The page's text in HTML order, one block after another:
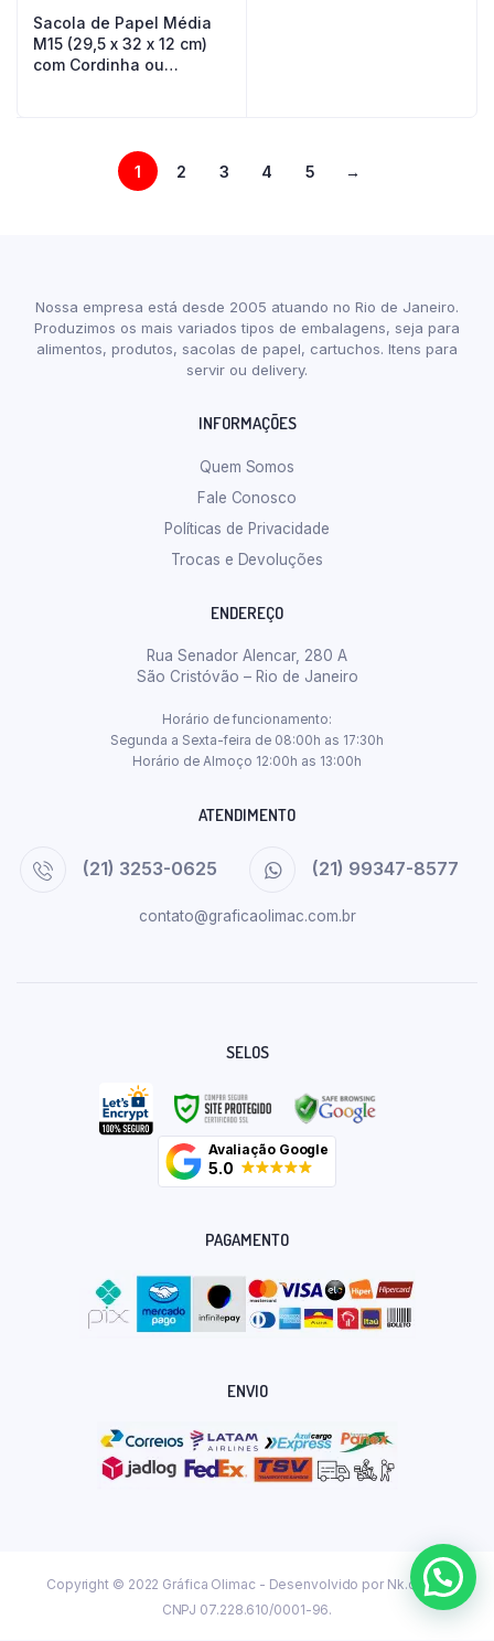
Sacola de Papel Média
M15 (29,5 x 32 x 12 cm)
com Cordinha ou
1 2 3 4 5 →
Nossa empresa está desde 2005 atuando no Rio de Janeiro.
Produzimos os mais variados tipos de embalagens, seja para
alimentos, produtos, sacolas de papel, cartuchos. Itens para
servir ou delivery.
INFORMAÇÕES
Quem Somos
Fale Conosco
Políticas de Privacidade
Trocas e Devoluções
ENDEREÇO
Rua Senador Alencar, 280 A
São Cristóvão – Rio de Janeiro
Horário de funcionamento:
Segunda a Sexta-feira de 08:00h as 17:30h
Horário de Almoço 12:00h as 13:00h
ATENDIMENTO
(21) 3253-0625 (21) 99347-8577
contato@graficaolimac.com.br
SELOS
Avaliação Google
5.0
PAGAMENTO
ENVIO
Copyright © 2022 Gráfica Olimac - Desenvolvido por Nk.dev.br
CNPJ 07.228.610/0001-96.